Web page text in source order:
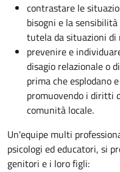
contrastare le
bisogni e la
tutela da situazioni di
prevenire e
disagio relazionale o
prima che esplodano
promuovendo i diritti
comunità locale.
Un'equipe multi
psicologi ed educatori, si
genitori e i loro figli: